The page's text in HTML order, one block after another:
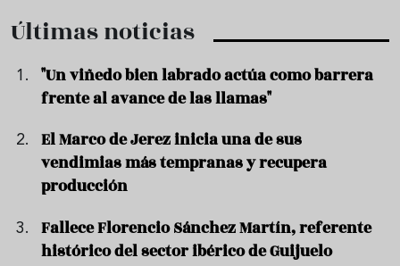
Últimas noticias
"Un viñedo bien labrado actúa como barrera
frente al avance de las llamas"
El Marco de Jerez inicia una de sus
vendimias más tempranas y recupera
producción
Fallece Florencio Sánchez Martín, referente
histórico del sector ibérico de Guijuelo